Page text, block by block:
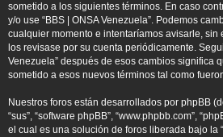
sometido a los siguientes términos. En caso
y/o use “BBS | ONSA Venezuela”. Podemos
cualquier momento e intentaríamos avisarle, sin
los revisase por su cuenta periódicamente.
Venezuela” después de esos cambios significa
sometido a esos nuevos términos tal como
Nuestros foros están desarrollados por phpBB
“sus”, “software phpBB”, “www.phpbb.com”,
el cual es una solución de foros liberada bajo la “